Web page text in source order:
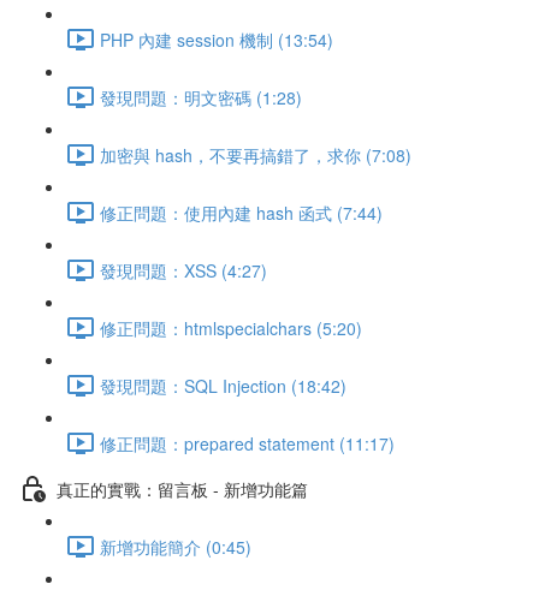
PHP 內建 session 機制 (13:54)
發現問題：明文密碼 (1:28)
加密與 hash，不要再搞錯了，求你 (7:08)
修正問題：使用內建 hash 函式 (7:44)
發現問題：XSS (4:27)
修正問題：htmlspecialchars (5:20)
發現問題：SQL Injection (18:42)
修正問題：prepared statement (11:17)
真正的實戰：留言板 - 新增功能篇
新增功能簡介 (0:45)